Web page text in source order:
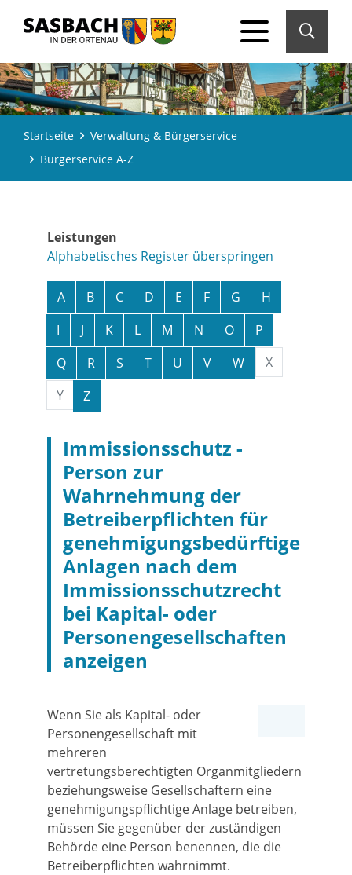
Startseite
Verwaltung & Bürgerservice
Bürgerservice A-Z
Leistungen
Alphabetisches Register überspringen
A B C D E F G
H
I
J K L M N O
P
Q
R S T U V W
X
Y
Z
Immissionsschutz -
Person zur
Wahrnehmung der
Betreiberpflichten für
genehmigungsbedürftige
Anlagen nach dem
Immissionsschutzrecht
bei Kapital- oder
Personengesellschaften
anzeigen
Wenn Sie als Kapital- oder
Personengesellschaft mit
mehreren
vertretungsberechtigten Organmitgliedern
beziehungsweise Gesellschaftern eine
genehmigungspflichtige Anlage betreiben,
müssen Sie gegenüber der zuständigen
Behörde eine Person benennen, die die
Betreiberpflichten wahrnimmt.